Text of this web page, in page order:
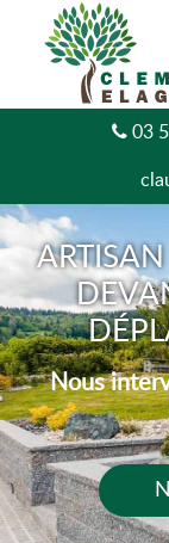
03
Nous